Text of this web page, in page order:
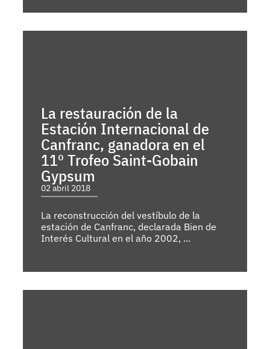
La restauración de la
Estación Internacional de
Canfranc, ganadora en el
11º Trofeo Saint-Gobain
Gypsum
02 abril 2018
La reconstrucción del vestíbulo de la
estación de Canfranc, declarada Bien de
Interés Cultural en el año 2002, ...